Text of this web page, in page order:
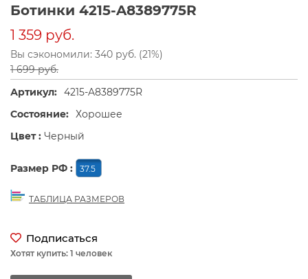
Ботинки 4215-A8389775R
1 359 руб.
Вы сэкономили: 340 руб. (21%)
1 699 руб.
Артикул: 4215-A8389775R
Состояние: Хорошее
Цвет : Черный
Размер РФ : 37.5
ТАБЛИЦА РАЗМЕРОВ
Подписаться
Хотят купить: 1 человек